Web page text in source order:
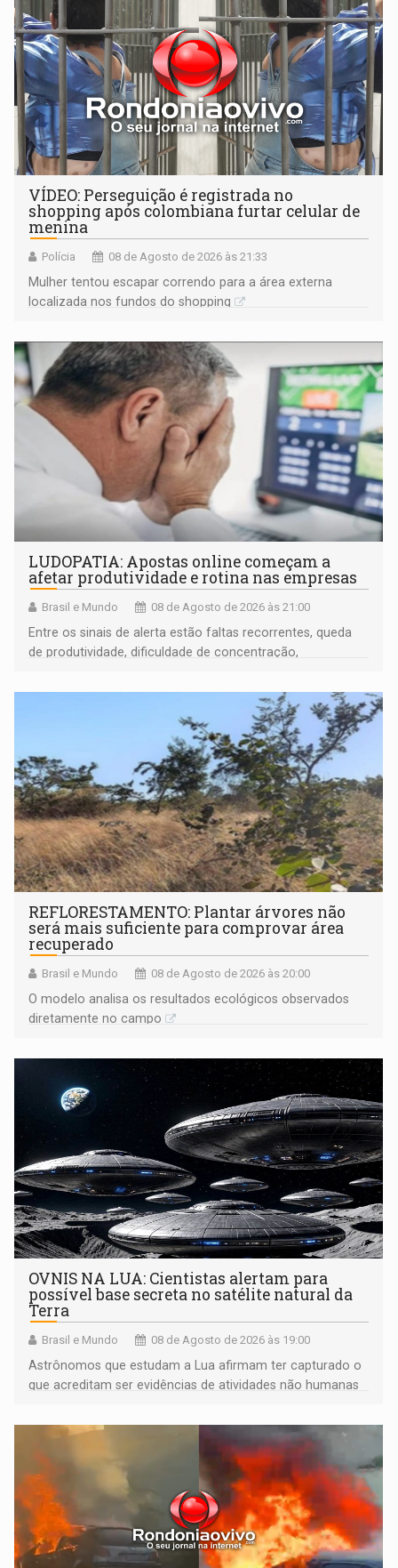
VÍDEO: Perseguição é registrada no
shopping após colombiana furtar celular de
menina
Polícia 08 de Agosto de 2026 às 21:33
Mulher tentou escapar correndo para a área externa
localizada nos fundos do shopping
LUDOPATIA: Apostas online começam a
afetar produtividade e rotina nas empresas
Brasil e Mundo 08 de Agosto de 2026 às 21:00
Entre os sinais de alerta estão faltas recorrentes, queda
de produtividade, dificuldade de concentração,
REFLORESTAMENTO: Plantar árvores não
será mais suficiente para comprovar área
recuperado
Brasil e Mundo 08 de Agosto de 2026 às 20:00
O modelo analisa os resultados ecológicos observados
diretamente no campo
OVNIS NA LUA: Cientistas alertam para
possível base secreta no satélite natural da
Terra
Brasil e Mundo 08 de Agosto de 2026 às 19:00
Astrônomos que estudam a Lua afirmam ter capturado o
que acreditam ser evidências de atividades não humanas
órbita